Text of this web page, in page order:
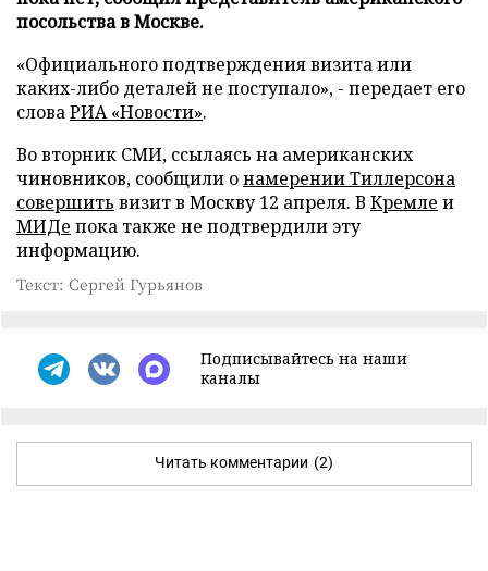
посольства в Москве.
«Официального подтверждения визита или
каких-либо деталей не поступало», - передает его
словаРИА «Новости».
Во вторник СМИ, ссылаясь на американских
чиновников, сообщили онамерении Тиллерсона
совершить визит в Москву 12 апреля. В Кремле и
МИДе пока также не подтвердили эту
информацию.
Текст: Сергей Гурьянов
Подписывайтесь на наши
каналы
Читать комментарии (2)